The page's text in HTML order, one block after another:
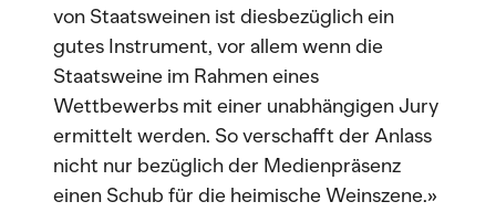
von Staatsweinen ist diesbezüglich ein
gutes Instrument, vor allem wenn die
Staatsweine im Rahmen eines
Wettbewerbs mit einer unabhängigen Jury
ermittelt werden. So verschafft der Anlass
nicht nur bezüglich der Medienpräsenz
einen Schub für die heimische Weinszene.»